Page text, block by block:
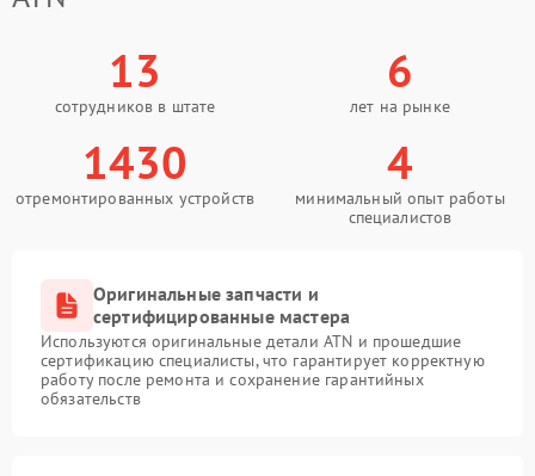
13
сотрудников в штате
6
лет на рынке
1430
отремонтированных устройств
4
минимальный опыт работы
специалистов
Оригинальные запчасти и
сертифицированные мастера
Используются оригинальные детали ATN и прошедшие
сертификацию специалисты, что гарантирует корректную
работу после ремонта и сохранение гарантийных
обязательств